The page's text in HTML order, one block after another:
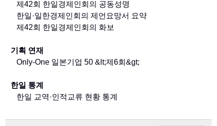
제42회 한일경제인회의 공동성명
한일·일한경제인회의 제언요망서 요약
제42회 한일경제인회의 화보
기획 연재
Only-One 일본기업 50 &lt;제6회&gt;
한일 통계
한일 교역·인적교류 현황 통계